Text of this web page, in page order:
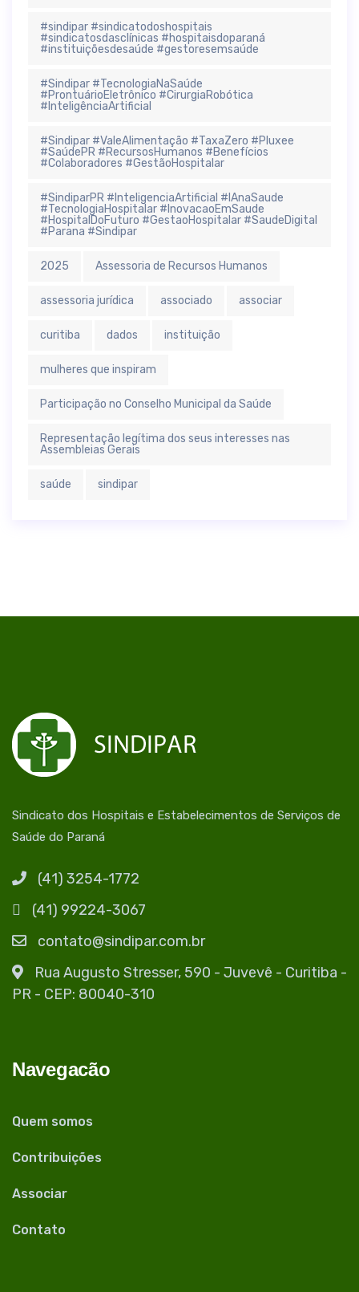
#sindipar #sindicatodoshospitais
#sindicatosdasclínicas #hospitaisdoparaná
#instituiçõesdesaúde #gestoresemsaúde
#Sindipar #TecnologiaNaSaúde
#ProntuárioEletrônico #CirurgiaRobótica
#InteligênciaArtificial
#Sindipar #ValeAlimentação #TaxaZero #Pluxee
#SaúdePR #RecursosHumanos #Benefícios
#Colaboradores #GestãoHospitalar
#SindiparPR #InteligenciaArtificial #IAnaSaude
#TecnologiaHospitalar #InovacaoEmSaude
#HospitalDoFuturo #GestaoHospitalar #SaudeDigital
#Parana #Sindipar
2025 Assessoria de Recursos Humanos
assessoria jurídica associado associar
curitiba dados instituição
mulheres que inspiram
Participação no Conselho Municipal da Saúde
Representação legítima dos seus interesses nas
Assembleias Gerais
saúde sindipar
Sindicato dos Hospitais e Estabelecimentos de Serviços de
Saúde do Paraná
(41) 3254-1772
(41) 99224-3067
contato@sindipar.com.br
Rua Augusto Stresser, 590 - Juvevê - Curitiba -
PR - CEP: 80040-310
Navegacão
Quem somos
Contribuições
Associar
Contato